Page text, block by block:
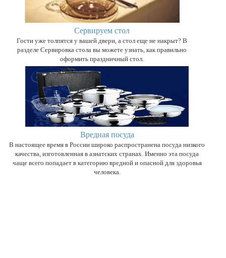
Сервируем стол
Гости уже толпятся у вашей двери, а стол еще не накрыт? В
разделе Сервировка стола вы можете узнать, как правильно
оформить праздничный стол.
Вредная посуда
В настоящее время в России широко распространена посуда низкого
качества, изготовленная в азиатских странах. Именно эта посуда
чаще всего попадает в категорию вредной и опасной для здоровья
человека.